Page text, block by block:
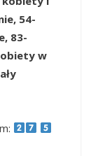
54-
83-
w